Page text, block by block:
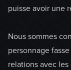
puisse avoir une
Nous sommes
personnage
relations avec